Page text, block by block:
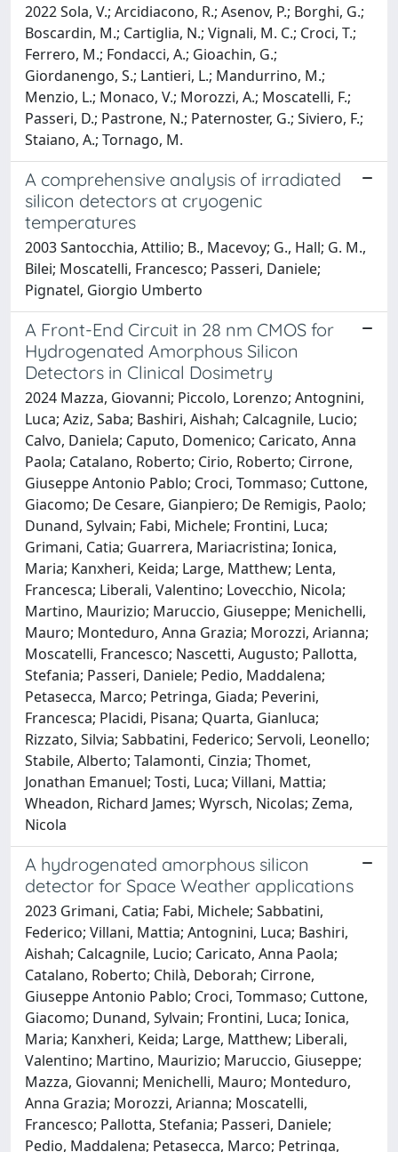
2022 Sola, V.; Arcidiacono, R.; Asenov, P.; Borghi, G.;
Boscardin, M.; Cartiglia, N.; Vignali, M. C.; Croci, T.;
Ferrero, M.; Fondacci, A.; Gioachin, G.;
Giordanengo, S.; Lantieri, L.; Mandurrino, M.;
Menzio, L.; Monaco, V.; Morozzi, A.; Moscatelli, F.;
Passeri, D.; Pastrone, N.; Paternoster, G.; Siviero, F.;
Staiano, A.; Tornago, M.
A comprehensive analysis of irradiated
silicon detectors at cryogenic
temperatures
2003 Santocchia, Attilio; B., Macevoy; G., Hall; G. M.,
Bilei; Moscatelli, Francesco; Passeri, Daniele;
Pignatel, Giorgio Umberto
A Front-End Circuit in 28 nm CMOS for
Hydrogenated Amorphous Silicon
Detectors in Clinical Dosimetry
2024 Mazza, Giovanni; Piccolo, Lorenzo; Antognini,
Luca; Aziz, Saba; Bashiri, Aishah; Calcagnile, Lucio;
Calvo, Daniela; Caputo, Domenico; Caricato, Anna
Paola; Catalano, Roberto; Cirio, Roberto; Cirrone,
Giuseppe Antonio Pablo; Croci, Tommaso; Cuttone,
Giacomo; De Cesare, Gianpiero; De Remigis, Paolo;
Dunand, Sylvain; Fabi, Michele; Frontini, Luca;
Grimani, Catia; Guarrera, Mariacristina; Ionica,
Maria; Kanxheri, Keida; Large, Matthew; Lenta,
Francesca; Liberali, Valentino; Lovecchio, Nicola;
Martino, Maurizio; Maruccio, Giuseppe; Menichelli,
Mauro; Monteduro, Anna Grazia; Morozzi, Arianna;
Moscatelli, Francesco; Nascetti, Augusto; Pallotta,
Stefania; Passeri, Daniele; Pedio, Maddalena;
Petasecca, Marco; Petringa, Giada; Peverini,
Francesca; Placidi, Pisana; Quarta, Gianluca;
Rizzato, Silvia; Sabbatini, Federico; Servoli, Leonello;
Stabile, Alberto; Talamonti, Cinzia; Thomet,
Jonathan Emanuel; Tosti, Luca; Villani, Mattia;
Wheadon, Richard James; Wyrsch, Nicolas; Zema,
Nicola
A hydrogenated amorphous silicon
detector for Space Weather applications
2023 Grimani, Catia; Fabi, Michele; Sabbatini,
Federico; Villani, Mattia; Antognini, Luca; Bashiri,
Aishah; Calcagnile, Lucio; Caricato, Anna Paola;
Catalano, Roberto; Chilà, Deborah; Cirrone,
Giuseppe Antonio Pablo; Croci, Tommaso; Cuttone,
Giacomo; Dunand, Sylvain; Frontini, Luca; Ionica,
Maria; Kanxheri, Keida; Large, Matthew; Liberali,
Valentino; Martino, Maurizio; Maruccio, Giuseppe;
Mazza, Giovanni; Menichelli, Mauro; Monteduro,
Anna Grazia; Morozzi, Arianna; Moscatelli,
Francesco; Pallotta, Stefania; Passeri, Daniele;
Pedio, Maddalena; Petasecca, Marco; Petringa,